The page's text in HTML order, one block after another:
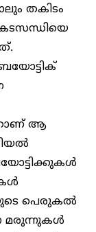
തകിടം
ആ
പെരുകൽ
മരുന്നുകൾ